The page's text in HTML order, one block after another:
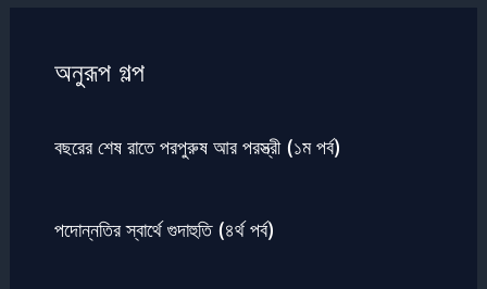
অনুরূপ গল্প
বছরের শেষ রাতে পরপুরুষ আর পরস্ত্রী (১ম পর্ব)
পদোন্নতির স্বার্থে গুদাহুতি (৪র্থ পর্ব)